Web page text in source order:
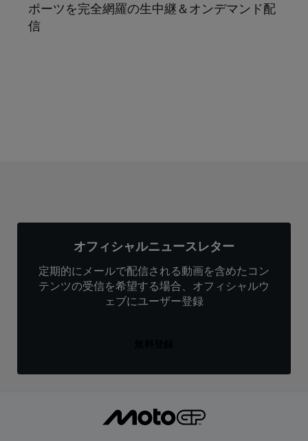
ポーツを完全網羅の生中継＆オンデマンド配
信
オフィシャルニュースレター
定期的にメールで配信される動画を含めたコン
テンツの受信を希望する場合、オフィシャルウ
ェブにユーザー登録